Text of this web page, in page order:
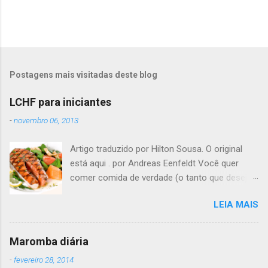
Postagens mais visitadas deste blog
LCHF para iniciantes
-novembro 06, 2013
Artigo traduzido por Hilton Sousa. O original
está aqui . por Andreas Eenfeldt Você quer
comer comida de verdade (o tanto que desejar)
"bom demais para ser verdade", mas LCHF (low
carb, high fat - pouco carboidrato, muita
gordura) é um método que tem sido usado há
suporte com provas de que funciona. Não é
LEIA MAIS
Maromba diária
- fevereiro 28, 2014